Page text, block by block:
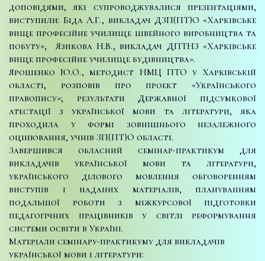
доповідями, які супроводжувалися презентаціями,
виступили: Біда А.Г., викладач ДЗП(ПТ)О «Харківське
вище професійне училище швейного виробництва та
побуту», Язикова Н.В., викладач ДПТНЗ «Харківське
вище професійне училище будівництва».
Ярошенко Ю.О., методист НМЦ ПТО у Харківській
області, розповів про проект «Українського
правопису»; результати Державної підсумкової
атестації з української мови та літератури, яка
проходила у формі зовнішнього незалежного
оцінювання, учнів ЗП(ПТ)О області.
Завершився обласний семінар-практикум для
викладачів української мови та літератури,
українського ділового мовлення обговоренням
виступів і наданих матеріалів, плануванням
подальшої роботи з міжкурсової підготовки
педагогічних працівників у світлі реформування
системи освіти в Україні.
Матеріали семінару-практикуму для викладачів
української мови і літератури: